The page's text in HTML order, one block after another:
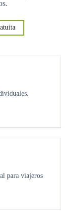
para viajeros